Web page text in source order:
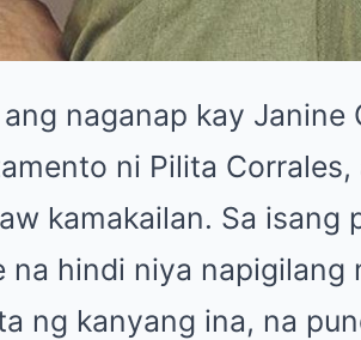
naganap kay Janine
ni Pilita
kamakailan. Sa isang
na hindi niya napigilang
ng kanyang ina, na